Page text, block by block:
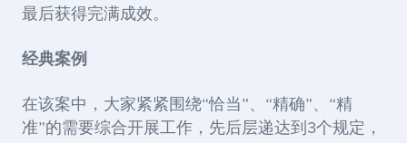
最后获得完满成效。
经典案例
在该案中，大家紧紧围绕“恰当”、“精确”、“精
准”的需要综合开展工作，先后层递达到3个规定，